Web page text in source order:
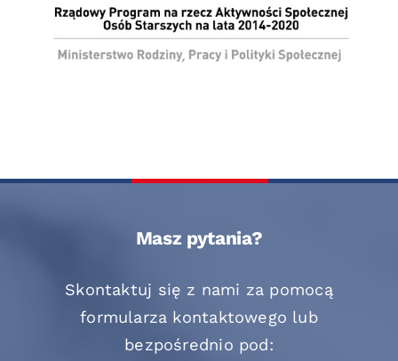
Masz pytania?
Skontaktuj się z nami za pomocą
formularza kontaktowego lub
bezpośrednio pod: